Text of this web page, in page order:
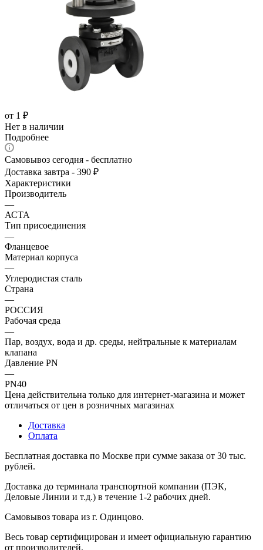
от 1 ₽
Нет в наличии
Подробнее
Самовывоз сегодня - бесплатно
Доставка завтра - 390 ₽
Характеристики
Производитель
—
АСТА
Тип присоединения
—
Фланцевое
Материал корпуса
—
Углеродистая сталь
Страна
—
РОССИЯ
Рабочая среда
—
Пар, воздух, вода и др. среды, нейтральные к материалам
клапана
Давление PN
—
PN40
Цена действительна только для интернет-магазина и может
отличаться от цен в розничных магазинах
Доставка
Оплата
Бесплатная доставка по Москве при сумме заказа от 30 тыс.
рублей.
Доставка до терминала транспортной компании (ПЭК,
Деловые Линии и т.д.) в течение 1-2 рабочих дней.
Самовывоз товара из г. Одинцово.
Весь товар сертифицирован и имеет официальную гарантию
от производителей.